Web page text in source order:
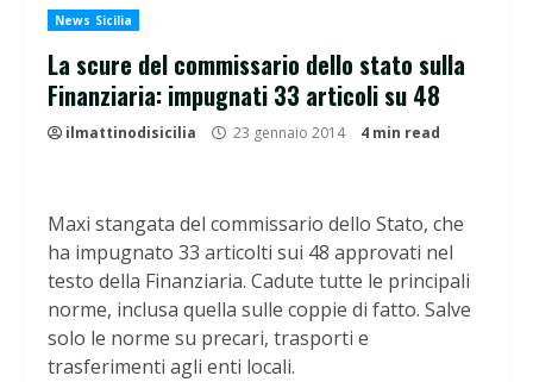
News Sicilia
La scure del commissario dello stato sulla
Finanziaria: impugnati 33 articoli su 48
ilmattinodisicilia 23 gennaio 2014 4 min read
Maxi stangata del commissario dello Stato, che
ha impugnato 33 articolti sui 48 approvati nel
testo della Finanziaria. Cadute tutte le principali
norme, inclusa quella sulle coppie di fatto. Salve
solo le norme su precari, trasporti e
trasferimenti agli enti locali.